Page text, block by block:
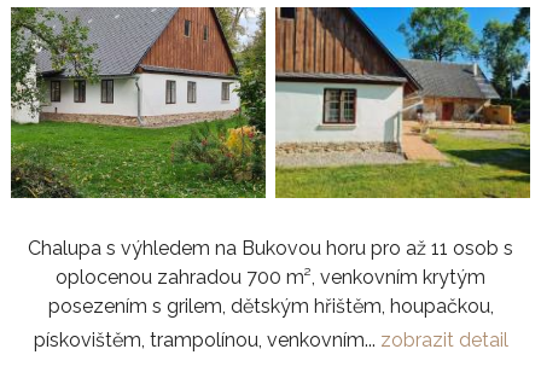
Chalupa s výhledem na Bukovou horu pro až 11 osob s
oplocenou zahradou 700 m², venkovním krytým
posezením s grilem, dětským hřištěm, houpačkou,
pískovištěm, trampolínou, venkovním... zobrazit detail